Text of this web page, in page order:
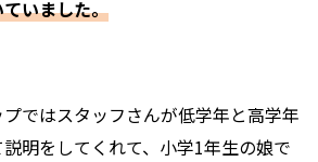
いました。
ではスタッフさんが低学年と高学年
明をしてくれて、小学1年生の娘で